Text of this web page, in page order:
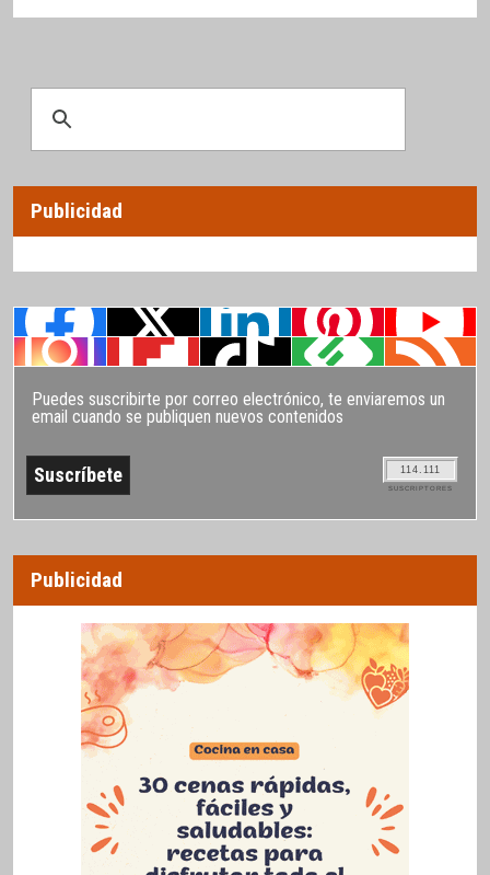
Publicidad
Puedes suscribirte por correo electrónico, te enviaremos un
email cuando se publiquen nuevos contenidos
114.111
SUSCRIPTORES
Publicidad